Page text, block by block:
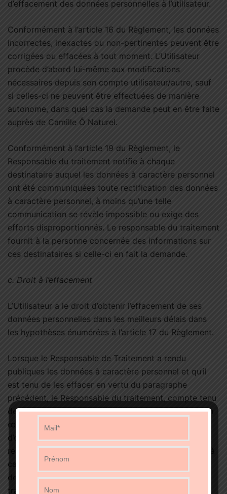
d’effacement des données personnelles à l’utilisateur.
Conformément à l’article 16 du Règlement, les données
incorrectes, inexactes ou non-pertinentes peuvent être
corrigées ou effacées à tout moment. L’Utilisateur
procède d’abord lui-même aux modifications
nécessaires depuis son compte utilisateur/autre, sauf
si celles-ci ne peuvent être effectuées de manière
autonome, dans quel cas la demande peut en être faite
auprès de Camille Ô Naturel.
Conformément à l’article 19 du Règlement, le
Responsable du traitement notifie à chaque
destinataire auquel les données à caractère personnel
ont été communiquées toute rectification des données
à caractère personnel, à moins qu’une telle
communication se révèle impossible ou exige des
efforts disproportionnés. Le responsable du traitement
fournit à la personne concernée des informations sur
ces destinataires si celle-ci en fait la demande.
c. Droit à l’effacement
L’Utilisateur a le droit d’obtenir l’effacement de ses
données personnelles dans les meilleurs délais dans
les hypothèses énumérées à l’article 17 du Règlement.
Lorsque le Responsable de Traitement a rendu
publiques les données à caractère personnel et qu’il
est tenu de les effacer en vertu du paragraphe
précédent, le Responsable du traitement, compte tenu
des technologies disponibles et des coûts de mise en
œuvre, prend des mesures raisonnables, y compris
d’ordre technique, pour informer les autres
responsables du traitement qui traitent ces données à
caractère personnel que la personne concernée a
demandé l’effacement par ces responsables du
traitement de tout lien vers ces données à caractère